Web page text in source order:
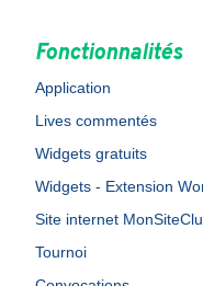
Fonctionnalités
Application
Lives commentés
Widgets gratuits
Widgets - Extension
Site internet
Tournoi